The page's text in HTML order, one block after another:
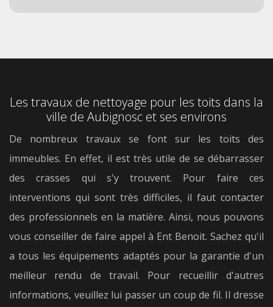
Les travaux de nettoyage pour les toits dans la
ville de Aubignosc et ses environs
De nombreux travaux se font sur les toits des
immeubles. En effet, il est très utile de se débarrasser
des crasses qui s'y trouvent. Pour faire ces
interventions qui sont très difficiles, il faut contacter
des professionnels en la matière. Ainsi, nous pouvons
vous conseiller de faire appel à Ent Benoit. Sachez qu'il
a tous les équipements adaptés pour la garantie d'un
meilleur rendu de travail. Pour recueillir d'autres
informations, veuillez lui passer un coup de fil. Il dresse